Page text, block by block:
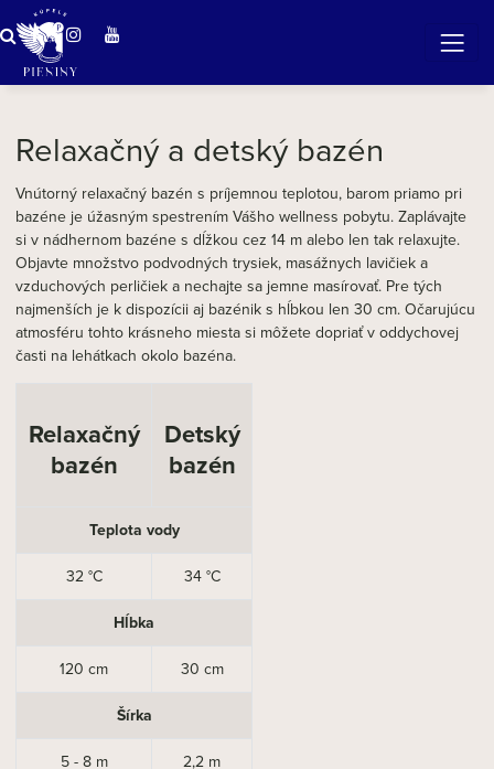
vaša chvíľa pohody
Relaxačný a detský bazén
Vnútorný relaxačný bazén s príjemnou teplotou, barom priamo pri
bazéne je úžasným spestrením Vášho wellness pobytu. Zaplávajte
si v nádhernom bazéne s dĺžkou cez 14 m alebo len tak relaxujte.
Objavte množstvo podvodných trysiek, masážnych lavičiek a
vzduchových perličiek a nechajte sa jemne masírovať. Pre tých
najmenších je k dispozícii aj bazénik s hĺbkou len 30 cm. Očarujúcu
atmosféru tohto krásneho miesta si môžete dopriať v oddychovej
časti na lehátkach okolo bazéna.
Relaxačný
bazén
Detský
bazén
Teplota vody
32 °C 34 °C
Hĺbka
120 cm 30 cm
Šírka
5 - 8 m 2,2 m